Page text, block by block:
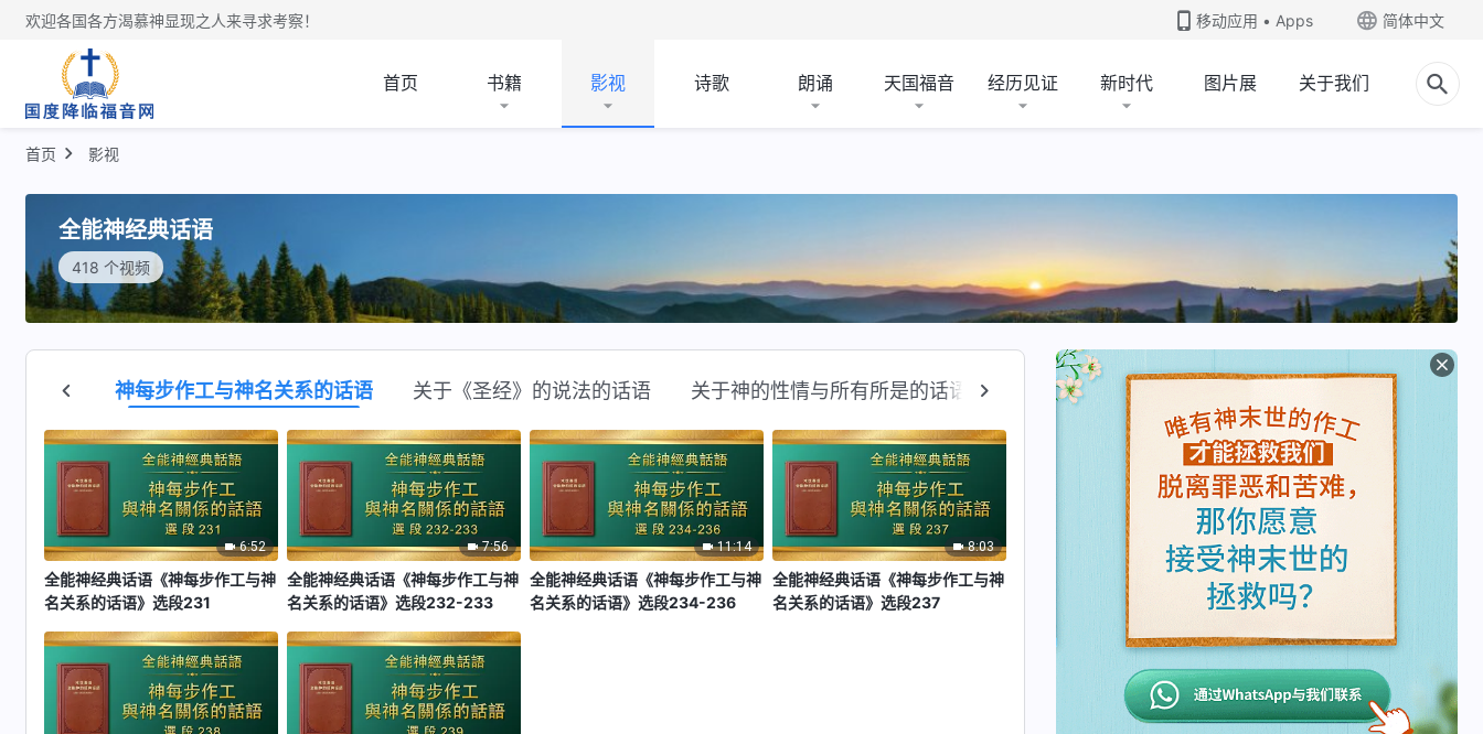
欢迎各国各方渴慕神显现之人来寻求考察！ 移动应用 • Apps 简体中文
首页 书籍 影视 诗歌 朗诵 天国福音 经历见证 新时代 图片展 关于我们
首页 影视
全能神经典话语
418 个视频
的话语 神每步作工与神名关系的话语 关于《圣经》的说法的话语 关于神的性情与所有所是的话语 认识神作工的话语 揭示神作工与人作工区别的话
6:52
全能神经典话语《神每步作工与神
名关系的话语》选段231
7:56
全能神经典话语《神每步作工与神
名关系的话语》选段232-233
11:14
全能神经典话语《神每步作工与神
名关系的话语》选段234-236
8:03
全能神经典话语《神每步作工与神
名关系的话语》选段237